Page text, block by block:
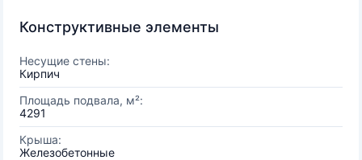
Конструктивные элементы
Несущие стены:
Кирпич
Площадь подвала, м²:
4291
Крыша:
Железобетонные